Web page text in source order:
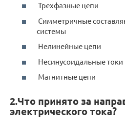
Трехфазные цепи
Симметричные
системы
Нелинейные цепи
Несинусоидальные
Магнитные цепи
2.Что принято за
электрического тока?